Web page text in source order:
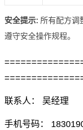
安全提示: 所有配方调
遵守安全操作规程。
联系人： 吴经理
手机号码：